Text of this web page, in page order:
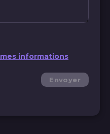
mes informations
Envoyer